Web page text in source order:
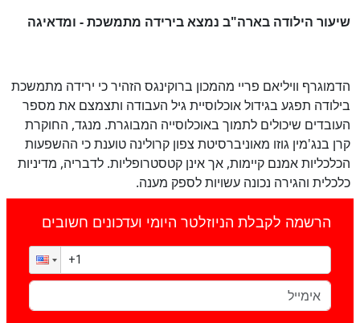
שיעור הילודה בארה"ב נמצא בירידה מתמשכת - ומדאיגה
הדמוגרף וויליאם פריי מהמכון ברוקינגס הזהיר כי ירידה מתמשכת
בילודה תפגע בגידול אוכלוסיית גיל העבודה ותצמצם את מספר
העובדים שיכולים לתמוך באוכלוסייה המבוגרת. מנגד, החוקרת
קרן בנג'מין גוזו מאוניברסיטת צפון קרולינה טוענת כי ההשפעות
הכלכליות אמנם קיימות, אך אינן קטסטרופליות. לדבריה, מדיניות
כלכלית והגירה נכונה עשויות לספק מענה.
הרשמה לקבלת הניוזלטר היומי ועדכונים חשובים